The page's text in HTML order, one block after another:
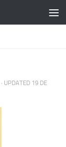
· UPDATED 19 DE